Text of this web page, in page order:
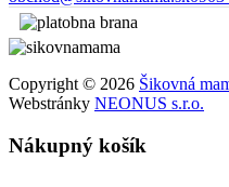
Copyright © 2026 Šikovná
Webstránky NEONUS s.r.o.
Nákupný košík